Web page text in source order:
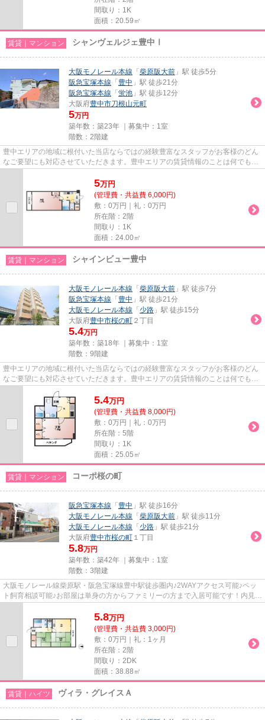
間取り：1K
面積：20.59㎡
賃貸｜マンション シャンヴェルジェ豊中Ⅰ
大阪モノレール本線 「 柴原阪大前 」駅 徒歩5分
阪急宝塚本線 「 豊中 」駅 徒歩21分
阪急宝塚本線 「 蛍池 」駅 徒歩12分
大阪府豊中市刀根山元町
5万円
築年数：築23年 ｜募集中： 1室
階数：2階建
豊中エリアの地域に根付いた当店ならではの経験豊富なスタッフがお客様のどん
なご要望にも対応させていただきます。豊中エリアの賃貸情報のことは何でもお
5万円
(管理費・共益費 6,000円)
敷：0万円｜礼：0万円
所在階：2階
間取り：1K
面積：24.00㎡
賃貸｜マンション シャインビュー豊中
大阪モノレール本線 「 柴原阪大前 」駅 徒歩7分
阪急宝塚本線 「 豊中 」駅 徒歩21分
大阪モノレール本線 「 少路 」駅 徒歩15分
大阪府豊中市桜の町 ２丁目
5.4万円
築年数：築18年 ｜募集中： 1室
階数：9階建
豊中エリアの地域に根付いた当店ならではの経験豊富なスタッフがお客様のどん
なご要望にも対応させていただきます。豊中エリアの賃貸情報のことは何でもお
5.4万円
(管理費・共益費 8,000円)
敷：0万円｜礼：0万円
所在階：5階
間取り：1K
面積：25.05㎡
賃貸｜マンション コーポ桜の町
阪急宝塚本線 「 豊中 」駅 徒歩16分
大阪モノレール本線 「 柴原阪大前 」駅 徒歩11分
大阪モノレール本線 「 少路 」駅 徒歩21分
大阪府豊中市桜の町 １丁目
5.8万円
築年数：築42年 ｜募集中： 1室
階数：3階建
大阪モノレール線柴原駅・阪急宝塚線豊中駅徒歩圏内♪2WAYアクセス可能♪ペッ
ト飼育相談可能♪お部屋は単身の方からファミリーの方まで入居可能です！内見は
5.8万円
(管理費・共益費 3,000円)
敷：0万円｜礼：1ヶ月
所在階：2階
間取り：2DK
面積：38.88㎡
賃貸｜ハイツ ヴィラ・グレイスＡ